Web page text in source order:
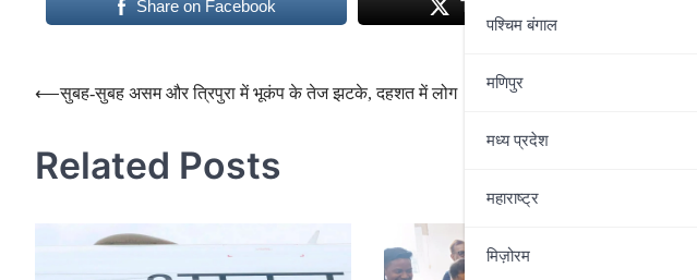
पश्चिम बंगाल
मणिपुर
मध्‍य प्रदेश
महाराष्‍ट्र
मिज़ोरम
Share on Facebook Tweet
Post
⟵सुबह-सुबह असम और त्रिपुरा में भूकंप के तेज झटके, दहशत में लोग प्रधानमंत्री
Related Posts